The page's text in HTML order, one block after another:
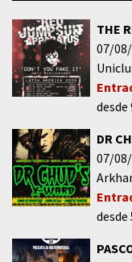
THE
07/
desde
DR
07/
desde